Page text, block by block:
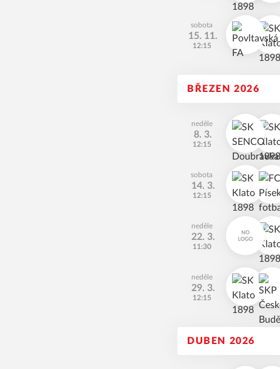
sobota
15. 11.
12:15
BŘEZEN 2026
neděle
8. 3.
12:15
sobota
14. 3.
12:15
neděle
22. 3.
11:30
neděle
29. 3.
12:15
DUBEN 2026